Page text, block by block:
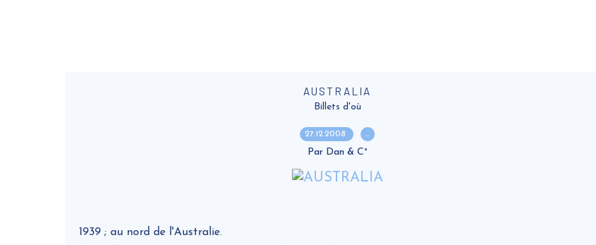
AUSTRALIA
Billets d'où
27.12.2008 …
Par Dan & C°
1939 ; au nord de l'Australie.